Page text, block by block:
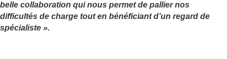
belle collaboration qui nous permet de pallier nos
difficultés de charge tout en bénéficiant d’un regard de
spécialiste ».